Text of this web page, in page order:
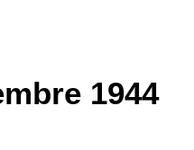
1944